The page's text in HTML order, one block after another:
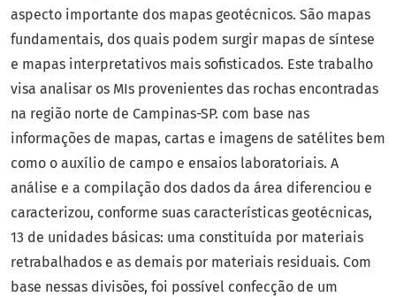
aspecto importante dos mapas geotécnicos. São mapas
fundamentais, dos quais podem surgir mapas de síntese
e mapas interpretativos mais sofisticados. Este trabalho
visa analisar os MIs provenientes das rochas encontradas
na região norte de Campinas-SP. com base nas
informações de mapas, cartas e imagens de satélites bem
como o auxílio de campo e ensaios laboratoriais. A
análise e a compilação dos dados da área diferenciou e
caracterizou, conforme suas características geotécnicas,
13 de unidades básicas: uma constituída por materiais
retrabalhados e as demais por materiais residuais. Com
base nessas divisões, foi possível confecção de um